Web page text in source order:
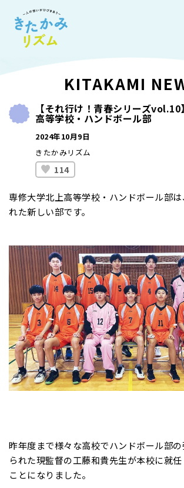
きた
かみ
リズ
ム
KITAKAMI
【それ行け！青春シリーズ
高等学校・ハンドボール部
2024年10月9日
きたかみリズム
114
専修大学北上高等学校・ハンドボール部
れた新しい部です。
昨年度まで様々な高校でハンドボール部
られた現監督の工藤和貴先生が本校に就
ことになりました。